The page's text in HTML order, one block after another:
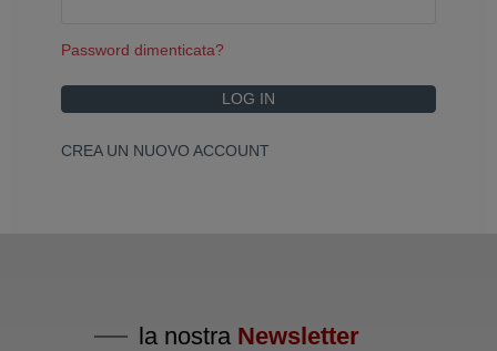
Password dimenticata?
LOG IN
CREA UN NUOVO ACCOUNT
la nostra Newsletter